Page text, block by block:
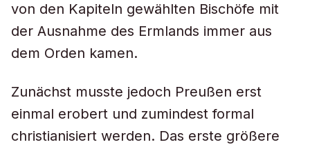
von den Kapiteln gewählten Bischöfe mit
der Ausnahme des Ermlands immer aus
dem Orden kamen.
Zunächst musste jedoch Preußen erst
einmal erobert und zumindest formal
christianisiert werden. Das erste größere